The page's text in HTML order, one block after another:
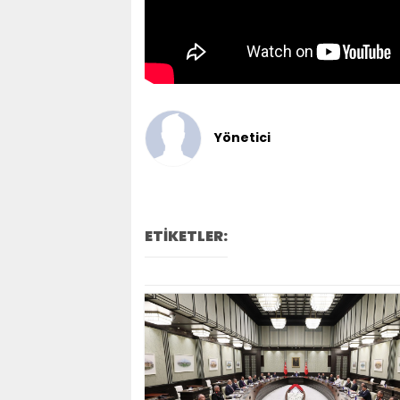
Yönetici
ETİKETLER: